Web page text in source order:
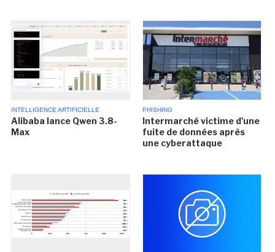
INTELLIGENCE ARTIFICIELLE
Alibaba lance Qwen 3.8-
Max
PHISHING
Intermarché victime d'une
fuite de données après
une cyberattaque